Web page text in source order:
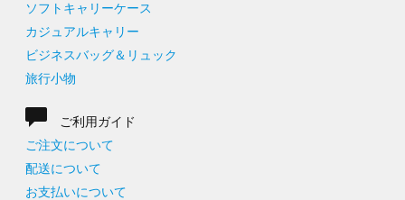
ソフトキャリーケース
カジュアルキャリー
ビジネスバッグ＆リュック
旅行小物
ご利用ガイド
ご注文について
配送について
お支払いについて